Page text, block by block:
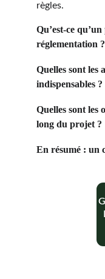
Qu’est-ce
réglementation ?
Quelles sont les
indispensables ?
Quelles sont les
long du projet ?
En résumé : un
règles.